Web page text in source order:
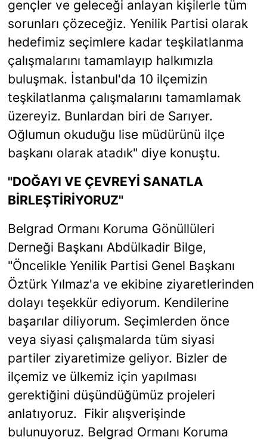
gençler ve geleceği anlayan kişilerle tüm
sorunları çözeceğiz. Yenilik Partisi olarak
hedefimiz seçimlere kadar teşkilatlanma
çalışmalarını tamamlayıp halkımızla
buluşmak. İstanbul'da 10 ilçemizin
teşkilatlanma çalışmalarını tamamlamak
üzereyiz. Bunlardan biri de Sarıyer.
Oğlumun okuduğu lise müdürünü ilçe
başkanı olarak atadık" diye konuştu.
"DOĞAYI VE ÇEVREYİ SANATLA
BİRLEŞTİRİYORUZ"
Belgrad Ormanı Koruma Gönüllüleri
Derneği Başkanı Abdülkadir Bilge,
"Öncelikle Yenilik Partisi Genel Başkanı
Öztürk Yılmaz'a ve ekibine ziyaretlerinden
dolayı teşekkür ediyorum. Kendilerine
başarılar diliyorum. Seçimlerden önce
veya siyasi çalışmalarda tüm siyasi
partiler ziyaretimize geliyor. Bizler de
ilçemiz ve ülkemiz için yapılması
gerektiğini düşündüğümüz projeleri
anlatıyoruz. Fikir alışverişinde
bulunuyoruz. Belgrad Ormanı Koruma